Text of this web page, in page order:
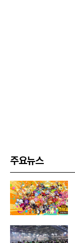
주요뉴스